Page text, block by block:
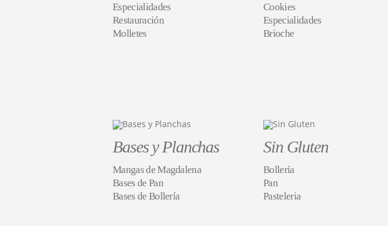
Especialidades
Restauración
Molletes
Cookies
Especialidades
Brioche
Bases y Planchas
Mangas de Magdalena
Bases de Pan
Bases de Bollería
Sin Gluten
Bollería
Pan
Pasteleria